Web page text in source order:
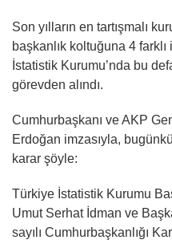
Son yılların en tartışmalı
başkanlık koltuğuna 4
İstatistik Kurumu’nda bu
görevden alındı.
Cumhurbaşkanı ve AKP
Erdoğan imzasıyla,
karar şöyle:
Türkiye İstatistik Kurumu
Umut Serhat İdman ve
sayılı Cumhurbaşkanlığı